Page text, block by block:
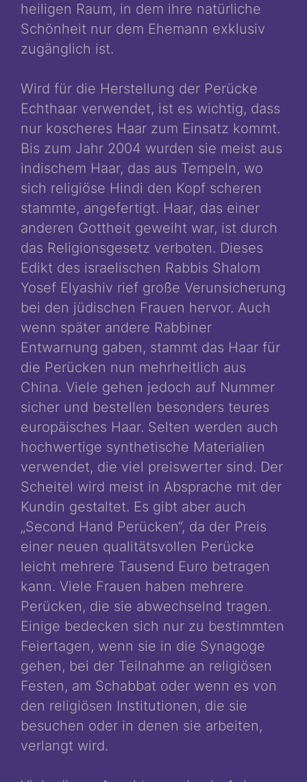
heiligen Raum, in dem ihre natürliche
Schönheit nur dem Ehemann exklusiv
zugänglich ist.
Wird für die Herstellung der Perücke
Echthaar verwendet, ist es wichtig, dass
nur koscheres Haar zum Einsatz kommt.
Bis zum Jahr 2004 wurden sie meist aus
indischem Haar, das aus Tempeln, wo
sich religiöse Hindi den Kopf scheren
stammte, angefertigt. Haar, das einer
anderen Gottheit geweiht war, ist durch
das Religionsgesetz verboten. Dieses
Edikt des israelischen Rabbis Shalom
Yosef Elyashiv rief große Verunsicherung
bei den jüdischen Frauen hervor. Auch
wenn später andere Rabbiner
Entwarnung gaben, stammt das Haar für
die Perücken nun mehrheitlich aus
China. Viele gehen jedoch auf Nummer
sicher und bestellen besonders teures
europäisches Haar. Selten werden auch
hochwertige synthetische Materialien
verwendet, die viel preiswerter sind. Der
Scheitel wird meist in Absprache mit der
Kundin gestaltet. Es gibt aber auch
„Second Hand Perücken“, da der Preis
einer neuen qualitätsvollen Perücke
leicht mehrere Tausend Euro betragen
kann. Viele Frauen haben mehrere
Perücken, die sie abwechselnd tragen.
Einige bedecken sich nur zu bestimmten
Feiertagen, wenn sie in die Synagoge
gehen, bei der Teilnahme an religiösen
Festen, am Schabbat oder wenn es von
den religiösen Institutionen, die sie
besuchen oder in denen sie arbeiten,
verlangt wird.